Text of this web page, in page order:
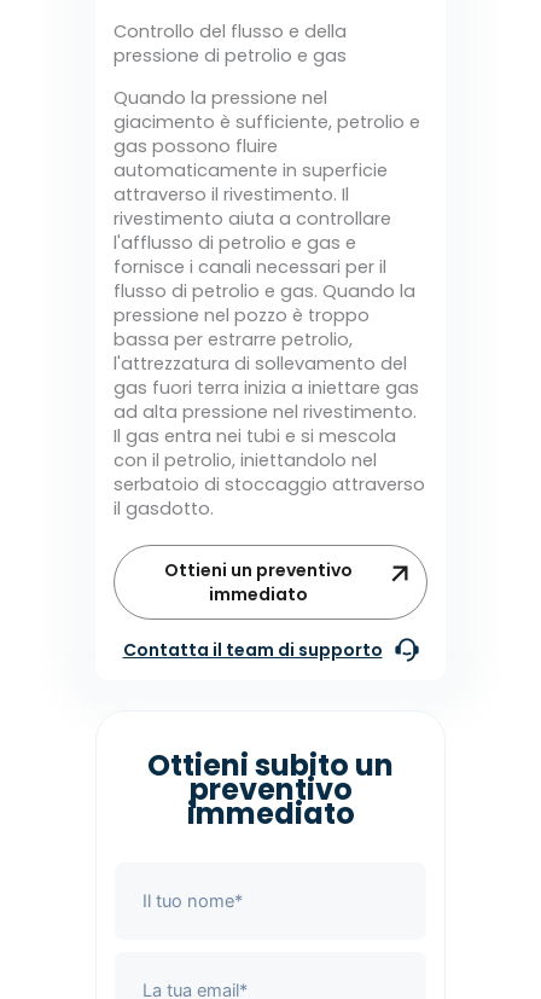
Controllo del flusso e della
pressione di petrolio e gas
Quando la pressione nel
giacimento è sufficiente, petrolio e
gas possono fluire
automaticamente in superficie
attraverso il rivestimento. Il
rivestimento aiuta a controllare
l'afflusso di petrolio e gas e
fornisce i canali necessari per il
flusso di petrolio e gas. Quando la
pressione nel pozzo è troppo
bassa per estrarre petrolio,
l'attrezzatura di sollevamento del
gas fuori terra inizia a iniettare gas
ad alta pressione nel rivestimento.
Il gas entra nei tubi e si mescola
con il petrolio, iniettandolo nel
serbatoio di stoccaggio attraverso
il gasdotto.
Ottieni un preventivo
immediato
Contatta il team di supporto
Ottieni subito un
preventivo
immediato